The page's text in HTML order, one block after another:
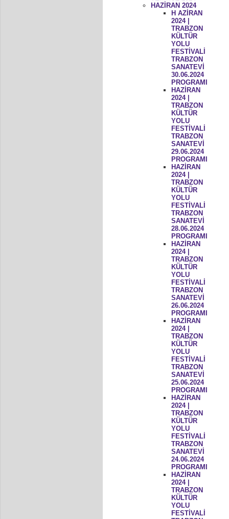
HAZİRAN 2024
H AZİRAN
2024 |
TRABZON
KÜLTÜR
YOLU
FESTİVALİ
TRABZON
SANATEVİ
30.06.2024
PROGRAMI
HAZİRAN
2024 |
TRABZON
KÜLTÜR
YOLU
FESTİVALİ
TRABZON
SANATEVİ
29.06.2024
PROGRAMI
HAZİRAN
2024 |
TRABZON
KÜLTÜR
YOLU
FESTİVALİ
TRABZON
SANATEVİ
28.06.2024
PROGRAMI
HAZİRAN
2024 |
TRABZON
KÜLTÜR
YOLU
FESTİVALİ
TRABZON
SANATEVİ
26.06.2024
PROGRAMI
HAZİRAN
2024 |
TRABZON
KÜLTÜR
YOLU
FESTİVALİ
TRABZON
SANATEVİ
25.06.2024
PROGRAMI
HAZİRAN
2024 |
TRABZON
KÜLTÜR
YOLU
FESTİVALİ
TRABZON
SANATEVİ
24.06.2024
PROGRAMI
HAZİRAN
2024 |
TRABZON
KÜLTÜR
YOLU
FESTİVALİ